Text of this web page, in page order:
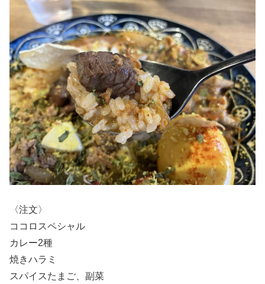
〈注文〉
ココロスペシャル
カレー2種
焼きハラミ
スパイスたまご、副菜